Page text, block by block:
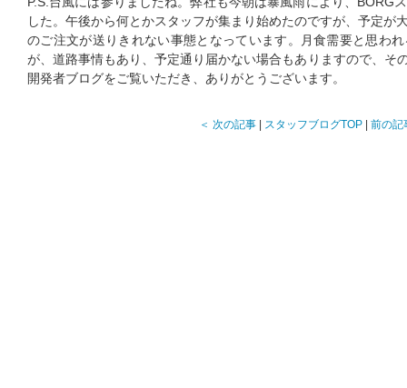
した。午後から何とかスタッフが集まり始めたのですが、予定が
のご注文が送りきれない事態となっています。月食需要と思わ
が、道路事情もあり、予定通り届かない場合もありますので、そ
開発者ブログをご覧いただき、ありがとうございます。
＜ 次の記事 スタッフブログTOP 前の記